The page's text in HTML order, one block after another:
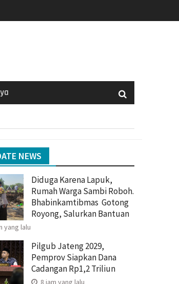
NEWS
Diduga Karena Lapuk,
Rumah Warga Sambi Roboh.
Bhabinkamtibmas Gotong
Royong, Salurkan Bantuan
yang lalu
Pilgub Jateng 2029,
Pemprov Siapkan Dana
Cadangan Rp1,2 Triliun
8 jam yang lalu